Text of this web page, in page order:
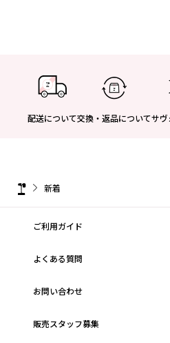
配送について交換・返品についてサヴ
新着
ご利用ガイド
よくある質問
お問い合わせ
販売スタッフ募集